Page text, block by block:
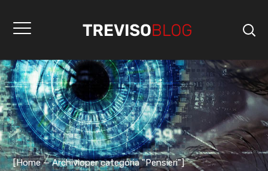
[Home Archivioper categoria "Pensieri"]